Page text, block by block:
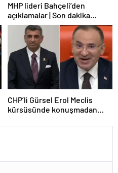
MHP lideri Bahçeli’den
açıklamalar | Son dakika
haberler | Son dakika
haberleri
CHP’li Gürsel Erol Meclis
kürsüsünde konuşmadan
güldürdü